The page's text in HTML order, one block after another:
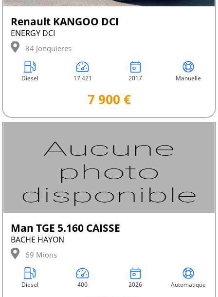
Renault KANGOO DCI
ENERGY DCI
84 Jonquieres
Diesel 17 421 2017 Manuelle
7 900 €
Man TGE 5.160 CAISSE
BACHE HAYON
69 Mions
Diesel 400 2026 Automatique